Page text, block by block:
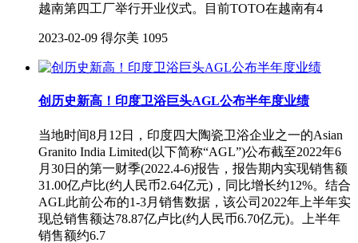
越南第四工厂举行开业仪式。目前TOTO在越南有4
2023-02-09 得尔美 1095
创历史新高！印度卫浴巨头AGL公布半年度业绩
当地时间8月12日，印度四大陶瓷卫浴企业之一的Asian
Granito India Limited(以下简称“AGL”)公布截至2022年6
月30日的第一财季(2022.4-6)报告，报告期内实现销售额
31.00亿卢比(约人民币2.64亿元)，同比增长约12%。结合
AGL此前公布的1-3月销售数据，该公司2022年上半年实
现总销售额达78.87亿卢比(约人民币6.70亿元)。上半年
销售额约6.7